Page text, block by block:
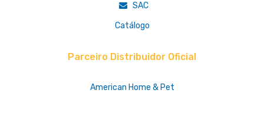
SAC
Catálogo
Parceiro Distribuidor Oficial
American Home & Pet